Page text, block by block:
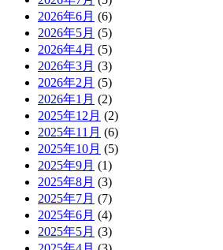
2026年6月 (6)
2026年5月 (5)
2026年4月 (5)
2026年3月 (3)
2026年2月 (5)
2026年1月 (2)
2025年12月 (2)
2025年11月 (6)
2025年10月 (5)
2025年9月 (1)
2025年8月 (3)
2025年7月 (7)
2025年6月 (4)
2025年5月 (3)